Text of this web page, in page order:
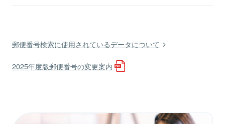
郵便番号検索に使用されているデータについて
2025年度版郵便番号の変更案内